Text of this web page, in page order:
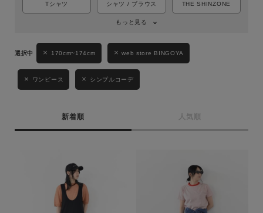
Tシャツ シャツ / ブラウス THE SHINZONE
もっと見る
170cm~174cm web store BINGOYA
ワンピース シンプルコーデ
新着順 人気順